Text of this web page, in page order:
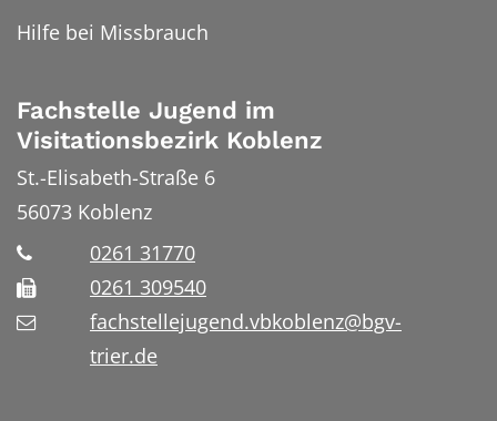
Hilfe bei Missbrauch
Fachstelle Jugend im
Visitationsbezirk Koblenz
St.-Elisabeth-Straße 6
56073 Koblenz
0261 31770
0261 309540
fachstellejugend.vbkoblenz@bgv-
trier.de